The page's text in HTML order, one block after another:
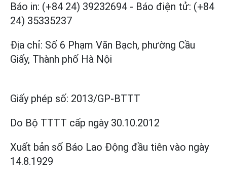
Báo in: (+84 24) 39232694 - Báo điện tử: (+84
24) 35335237
Địa chỉ: Số 6 Phạm Văn Bạch, phường Cầu
Giấy, Thành phố Hà Nội
Giấy phép số: 2013/GP-BTTT
Do Bộ TTTT cấp ngày 30.10.2012
Xuất bản số Báo Lao Động đầu tiên vào ngày
14.8.1929